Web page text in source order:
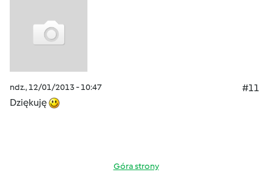
ndz., 12/01/2013 - 10:47
#11
Dziękuję
Góra strony